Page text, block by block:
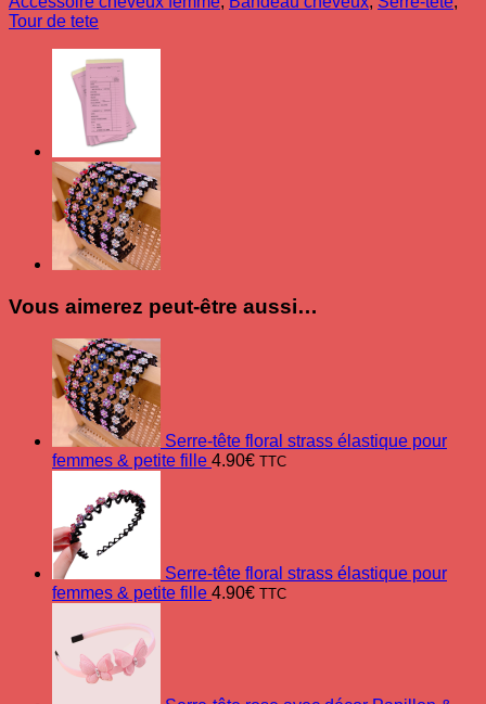
antidérapant
maillons
torsadés
femme
fillettes
Tour de tete
Vous aimerez peut-être aussi…
Serre-tête floral strass élastique pour
femmes & petite fille 4.90€ TTC
Serre-tête floral strass élastique pour
femmes & petite fille 4.90€ TTC